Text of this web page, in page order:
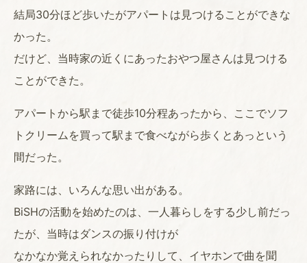
結局30分ほど歩いたがアパートは見つけることができな
かった。
だけど、当時家の近くにあったおやつ屋さんは見つける
ことができた。
アパートから駅まで徒歩10分程あったから、ここでソフ
トクリームを買って駅まで食べながら歩くとあっという
間だった。
家路には、いろんな思い出がある。
BiSHの活動を始めたのは、一人暮らしをする少し前だっ
たが、当時はダンスの振り付けが
なかなか覚えられなかったりして、イヤホンで曲を聞